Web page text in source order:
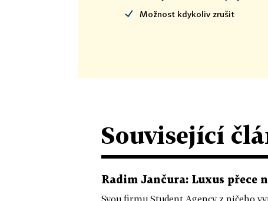
Možnost kdykoliv zrušit
Související
Radim Jančura: Luxus přece
Svou firmu Student Agency z ničeho